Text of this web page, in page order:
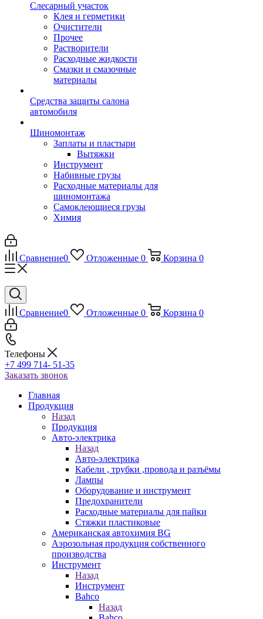
Слесарный участок
Клея и герметики
Очистители
Прочее
Растворители
Расходные жидкости
Смазки и смазочные
материалы
Средства защиты салона
автомобиля
Шиномонтаж
Заплаты и пластыри
Вытяжки
Инструмент
Набивные грузы
Расходные материалы для
шиномонтажа
Самоклеющиеся грузы
Химия
Сравнение0 Отложенные 0 Корзина 0
Сравнение0 Отложенные 0 Корзина 0
Телефоны
+7 499 714- 51-35
Заказать звонок
Главная
Продукция
Назад
Продукция
Авто-электрика
Назад
Авто-электрика
Кабели , трубки ,провода и разъёмы
Лампы
Оборудование и инструмент
Предохранители
Расходные материалы для пайки
Стяжки пластиковые
Американская автохимия BG
Аэрозольная продукция собственного
производства
Инструмент
Назад
Инструмент
Bahco
Назад